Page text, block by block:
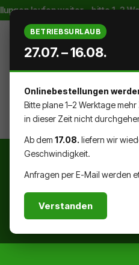
Zum Hauptinhalt springen
laufen weiter – bitte 1–2
BETRIEBSURLAUB
27.07. – 16.08.
Onlinebestellungen
Bitte plane 1–2 Werktage
in dieser Zeit nicht
Ab dem 17.08. liefern wir
Geschwindigkeit.
Anfragen per E-Mail werden
Verstanden